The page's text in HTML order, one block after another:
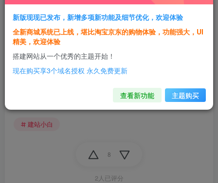
建站小白
8
2人已评分
新版现现已发布，新增多项新功能及细节优化，欢迎体验
全新商城系统已上线，堪比淘宝京东的购物体验，功能强大，UI
精美，欢迎体验
搭建网站从一个优秀的主题开始！
现在购买享3个域名授权 永久免费更新
查看新功能 主题购买